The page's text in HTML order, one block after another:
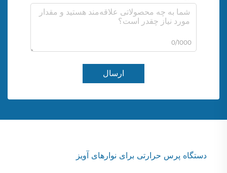
0/1000
ارسال
دستگاه پرس حرارتی برای نوارهای آویز